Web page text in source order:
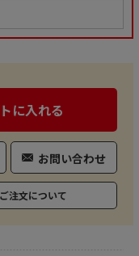
に入れる
お問い合わせ
注文について